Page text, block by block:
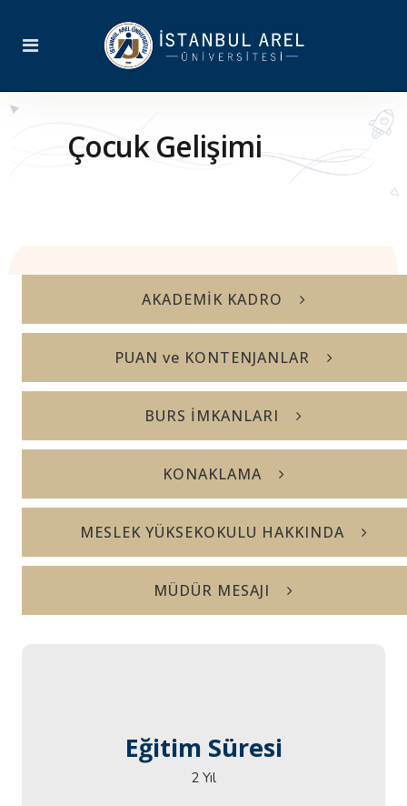
Çocuk Gelişimi
AKADEMİK KADRO
PUAN ve KONTENJANLAR
BURS İMKANLARI
KONAKLAMA
MESLEK YÜKSEKOKULU HAKKINDA
MÜDÜR MESAJI
Eğitim Süresi
Eğitim Süresi
2 Yıl